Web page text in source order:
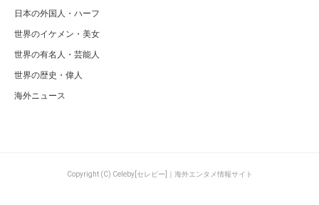
演も総まとめ
海外有名人全般 キーワード一覧